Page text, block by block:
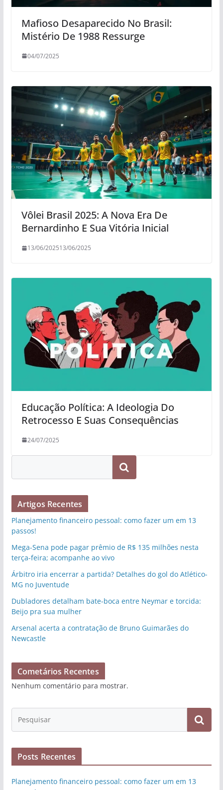
Mafioso Desaparecido No Brasil:
Mistério De 1988 Ressurge
04/07/2025
Vôlei Brasil 2025: A Nova Era De
Bernardinho E Sua Vitória Inicial
13/06/202513/06/2025
Educação Política: A Ideologia Do
Retrocesso E Suas Consequências
24/07/2025
Pesquisar
Artigos Recentes
Planejamento financeiro pessoal: como fazer um em 13
passos!
Mega-Sena pode pagar prêmio de R$ 135 milhões nesta
terça-feira; acompanhe ao vivo
Árbitro iria encerrar a partida? Detalhes do gol do Atlético-
MG no Juventude
Dubladores detalham bate-boca entre Neymar e torcida:
Beijo pra sua mulher
Arsenal acerta a contratação de Bruno Guimarães do
Newcastle
Cometários Recentes
Nenhum comentário para mostrar.
Posts Recentes
Planejamento financeiro pessoal: como fazer um em 13